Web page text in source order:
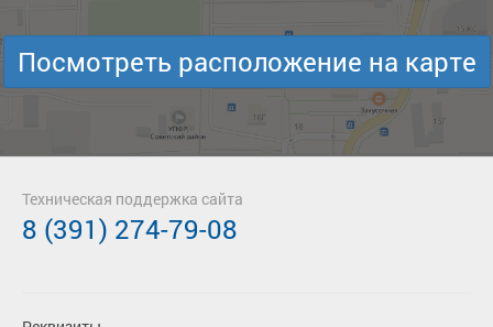
Посмотреть расположение на карте
Техническая поддержка сайта
8 (391) 274-79-08